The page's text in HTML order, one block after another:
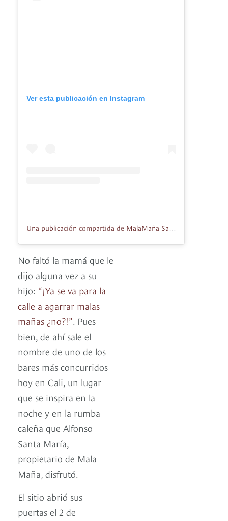
Ver esta publicación en Instagram
No faltó la mamá que le
dijo alguna vez a su
hijo: “¡Ya se va para la
calle a agarrar malas
mañas ¿no?!” . Pues
bien, de ahí sale el
nombre de uno de los
bares más concurridos
hoy en Cali, un lugar
que se inspira en la
noche y en la rumba
caleña que Alfonso
Santa María,
propietario de Mala
Maña, disfrutó.
El sitio abrió sus
puertas el 2 de